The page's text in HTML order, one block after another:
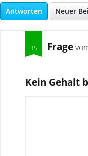
Antworten Neuer
Frage
Kein Gehalt